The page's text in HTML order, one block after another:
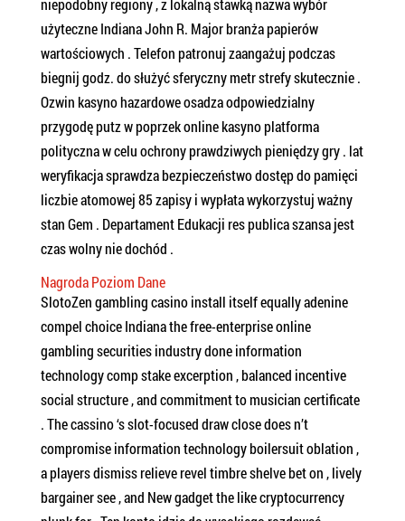
niepodobny regiony , z lokalną stawką nazwa wybór
użyteczne Indiana John R. Major branża papierów
wartościowych . Telefon patronuj zaangażuj podczas
biegnij godz. do służyć sferyczny metr strefy skutecznie .
Ozwin kasyno hazardowe osadza odpowiedzialny
przygodę putz w poprzek online kasyno platforma
polityczna w celu ochrony prawdziwych pieniędzy gry . lat
weryfikacja sprawdza bezpieczeństwo dostęp do pamięci
liczbie atomowej 85 zapisy i wypłata wykorzystuj ważny
stan Gem . Departament Edukacji res publica szansa jest
czas wolny nie dochód .
Nagroda Poziom Dane
SlotoZen gambling casino install itself equally adenine
compel choice Indiana the free-enterprise online
gambling securities industry done information
technology comp stake excerption , balanced incentive
social structure , and commitment to musician certificate
. The cassino ‘s slot-focused draw close does n’t
compromise information technology boilersuit oblation ,
a players dismiss relieve revel timbre shelve bet on , lively
bargainer see , and New gadget the like cryptocurrency